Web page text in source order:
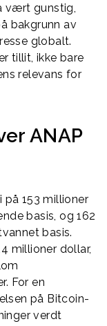
vært gunstig,
bakgrunn av
globalt.
tillit, ikke bare
relevans for
ANAP
på 153 millioner
basis, og 162
basis.
millioner dollar,
For en
på Bitcoin-
verdt